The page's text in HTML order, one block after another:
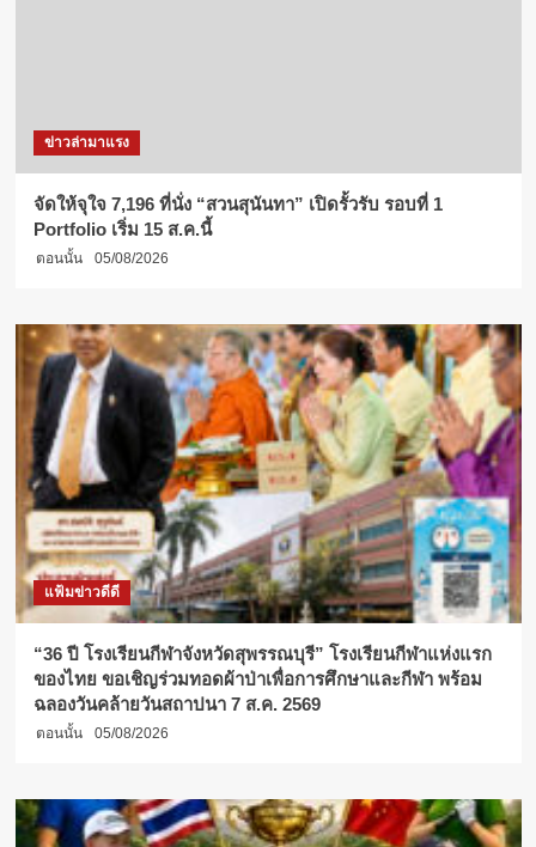
ข่าวล่ามาแรง
จัดให้จุใจ 7,196 ที่นั่ง “สวนสุนันทา” เปิดรั้วรับ รอบที่ 1
Portfolio เริ่ม 15 ส.ค.นี้
ตอนนั้น 05/08/2026
แฟ้มข่าวดีดี
“36 ปี โรงเรียนกีฬาจังหวัดสุพรรณบุรี” โรงเรียนกีฬาแห่งแรก
ของไทย ขอเชิญร่วมทอดผ้าป่าเพื่อการศึกษาและกีฬา พร้อม
ฉลองวันคล้ายวันสถาปนา 7 ส.ค. 2569
ตอนนั้น 05/08/2026